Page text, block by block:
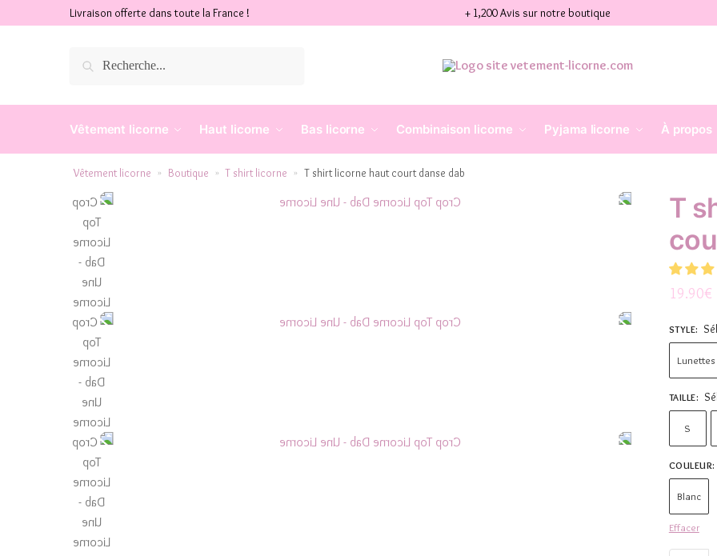
Livraison offerte dans toute la France ! + 1,200 Avis sur notre boutique
Recherche
Vêtement licorne Haut licorne Bas licorne Combinaison licorne Pyjama licorne À propos
Vêtement licorne » Boutique » T shirt licorne » T shirt licorne haut court danse dab
T
19.90€
STYLE:
Lunettes
TAILLE:
S
COULEUR:
Blanc
Effacer